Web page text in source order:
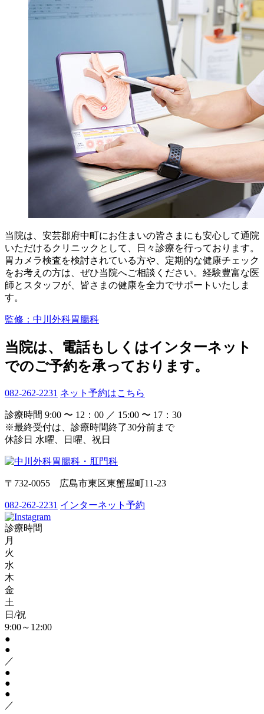
当院は、安芸郡府中町にお住まいの皆さまにも安心して通院
いただけるクリニックとして、日々診療を行っております。
胃カメラ検査を検討されている方や、定期的な健康チェック
をお考えの方は、ぜひ当院へご相談ください。経験豊富な医
師とスタッフが、皆さまの健康を全力でサポートいたしま
す。
監修：中川外科胃腸科
当院は、電話もしくはインターネット
でのご予約を承っております。
082-262-2231 ネット予約はこちら
診療時間 9:00 〜 12：00 ／ 15:00 〜 17：30
※最終受付は、診療時間終了30分前まで
休診日 水曜、日曜、祝日
〒732-0055 広島市東区東蟹屋町11-23
082-262-2231 インターネット予約
診療時間
月
火
水
木
金
土
日/祝
9:00～12:00
●
●
／
●
●
●
／